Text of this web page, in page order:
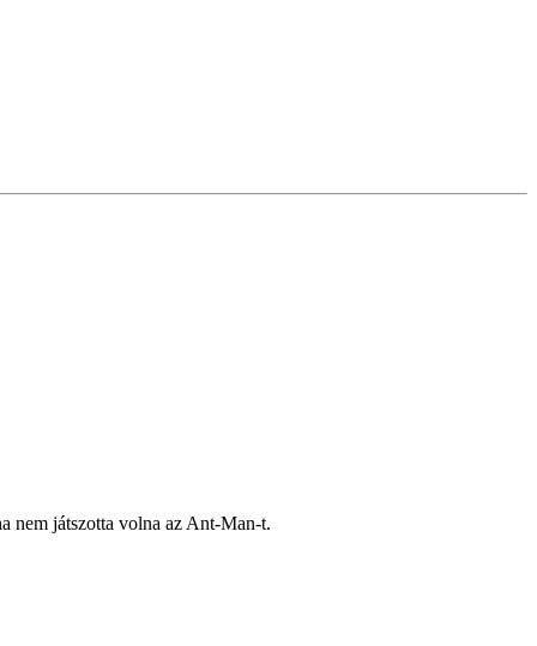
nem játszotta volna az Ant-Man-t.